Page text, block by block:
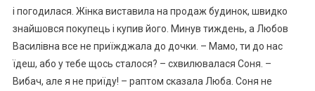
і погодилася. Жінка виставила на продаж будинок, швидко
знайшовся покупець і купив його. Минув тиждень, а Любов
Василівна все не приїжджала до дочки. – Мамо, ти до нас
їдеш, або у тебе щось сталося? – схвилювалася Соня. –
Вибач, але я не приїду! – раптом сказала Люба. Соня не